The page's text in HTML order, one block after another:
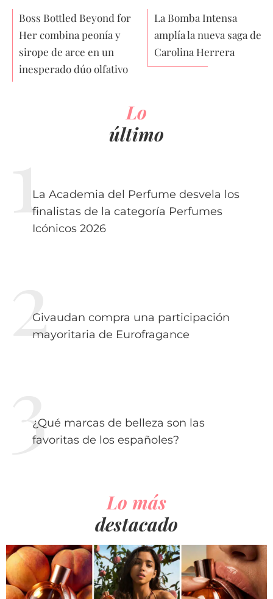
Boss Bottled Beyond for
Her combina peonía y
sirope de arce en un
inesperado dúo olfativo
La Bomba Intensa
amplía la nueva saga de
Carolina Herrera
Lo
último
La Academia del Perfume desvela los
finalistas de la categoría Perfumes
Icónicos 2026
Givaudan compra una participación
mayoritaria de Eurofragance
¿Qué marcas de belleza son las
favoritas de los españoles?
Lo más
destacado